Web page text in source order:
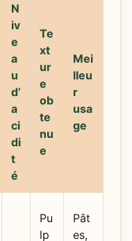
N
iv
e
a
u
d’
a
ci
di
t
é
Te
xt
ur
e
ob
te
nu
e
Mei
lleu
r
usa
ge
Pu
lp
Pât
es,